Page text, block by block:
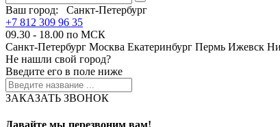
Ваш город:
Санкт-Петербург
+7 812 309 96 35
09.30 - 18.00 по МСК
Санкт-Петербург Москва Екатеринбург Пермь Ижевск
Не нашли свой город?
Введите его в поле ниже
ЗАКАЗАТЬ ЗВОНОК